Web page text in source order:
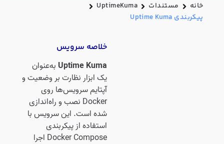
خانه مستندات
UptimeKuma
پیکربندی Uptime Kuma
خلاصه سرویس
Uptime Kuma به‌عنوان
یک ابزار نظارت بر وضعیت و
آپتایم سرویس‌ها روی
Docker نصب و راه‌اندازی
شده است. این سرویس با
استفاده از پیکربندی
Docker Compose اجرا